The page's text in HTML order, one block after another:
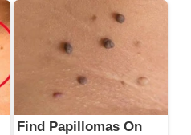
Find Papillomas On